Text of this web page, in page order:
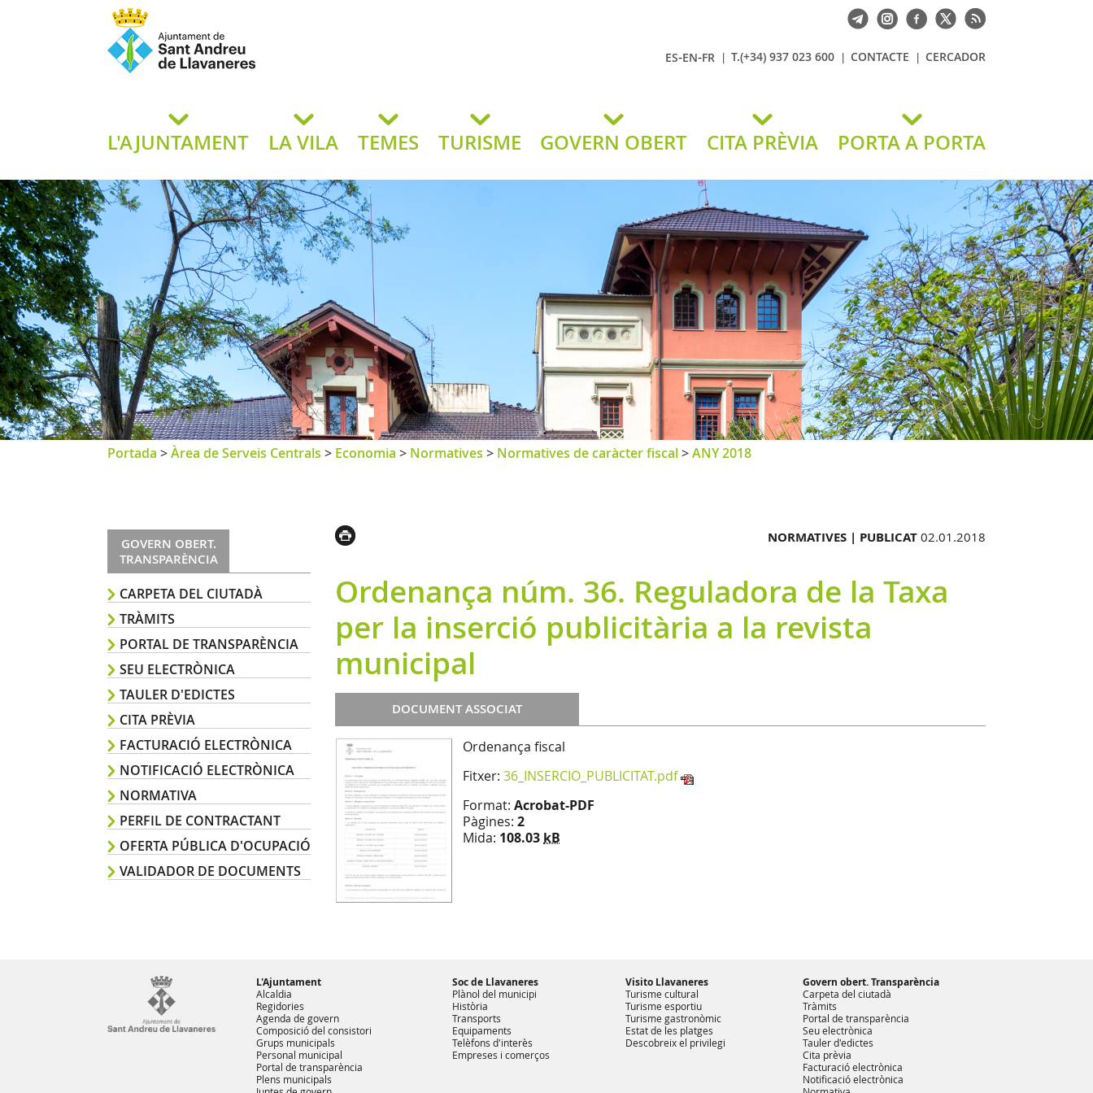
de Llavaneres
ES-EN-FR T.(+34) 937 023 600 CONTACTE CERCADOR
L'AJUNTAMENT LA VILA TEMES TURISME GOVERN OBERT CITA PRÈVIA PORTA A PORTA
Portada >Àrea de Serveis Centrals > Economia > Normatives > Normatives de caràcter fiscal>ANY 2018
GOVERN OBERT.
TRANSPARÈNCIA
CARPETA DEL CIUTADÀ
TRÀMITS
PORTAL DE TRANSPARÈNCIA
SEU ELECTRÒNICA
TAULER D'EDICTES
CITA PRÈVIA
FACTURACIÓ ELECTRÒNICA
NOTIFICACIÓ ELECTRÒNICA
NORMATIVA
PERFIL DE CONTRACTANT
OFERTA PÚBLICA D'OCUPACIÓ
VALIDADOR DE DOCUMENTS
NORMATIVES | PUBLICAT 02.01.2018
Ordenança núm. 36. Reguladora de la Taxa
per la inserció publicitària a la revista
municipal
DOCUMENT ASSOCIAT
Ordenança fiscal
Fitxer: 36_INSERCIO_PUBLICITAT.pdf
Format: Acrobat-PDF
Pàgines: 2
Mida: 108.03 kB
L'Ajuntament
Alcaldia
Regidories
Agenda de govern
Composició del consistori
Grups municipals
Personal municipal
Portal de transparència
Plens municipals
Soc de Llavaneres
Plànol del municipi
Història
Transports
Equipaments
Telèfons d'interès
Empreses i comerços
Visito Llavaneres
Turisme cultural
Turisme esportiu
Turisme gastronòmic
Estat de les platges
Descobreix el privilegi
Govern obert. Transparència
Carpeta del ciutadà
Tràmits
Portal de transparència
Seu electrònica
Tauler d'edictes
Cita prèvia
Facturació electrònica
Notificació electrònica